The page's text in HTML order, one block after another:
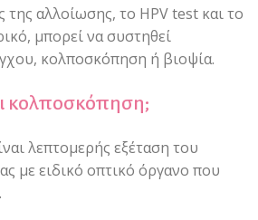
της αλλοίωσης, το HPV test και το
μπορεί να συστηθεί
κολποσκόπηση ή βιοψία.
κολποσκόπηση;
λεπτομερής εξέταση του
με ειδικό οπτικό όργανο που